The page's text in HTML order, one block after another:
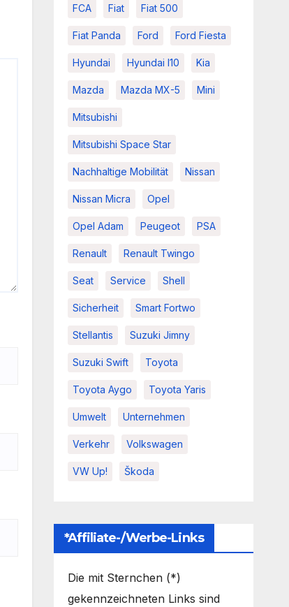
FCA Fiat Fiat 500
Fiat Panda Ford Ford Fiesta
Hyundai Hyundai I10 Kia
Mazda Mazda MX-5 Mini
Mitsubishi
Mitsubishi Space Star
Nachhaltige Mobilität Nissan
Nissan Micra Opel
Opel Adam Peugeot PSA
Renault Renault Twingo
Seat Service Shell
Sicherheit Smart Fortwo
Stellantis Suzuki Jimny
Suzuki Swift Toyota
Toyota Aygo Toyota Yaris
Umwelt Unternehmen
Verkehr Volkswagen
VW Up! Škoda
*Affiliate-/Werbe-Links
Die mit Sternchen (*)
gekennzeichneten Links sind